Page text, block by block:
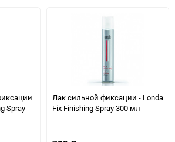
Spray
Лак сильной фиксации - Londa
Fix Finishing Spray 300 мл